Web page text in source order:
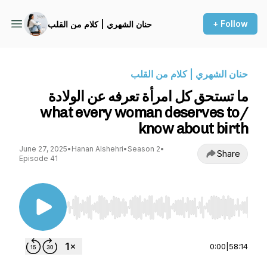
حنان الشهري | كلام من القلب + Follow
حنان الشهري | كلام من القلب
ما تستحق كل امرأة تعرفه عن الولادة
/what every woman deserves to
know about birth
June 27, 2025• Hanan Alshehri• Season 2•
Episode 41
Share
Use Left/Right to seek, Home/End to jump to
0:00 58:14